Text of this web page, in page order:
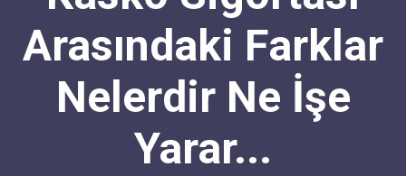
Arasındaki Farklar
Nelerdir Ne İşe
Yarar...